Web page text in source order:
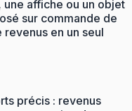
affiche ou un objet
sur commande de
en un seul
précis : revenus